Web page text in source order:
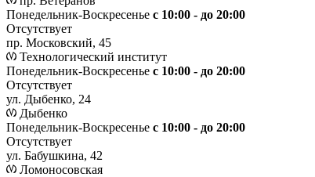
Понедельник-Воскресенье с 10:00 - до 20:00
Отсутствует
пр. Московский, 45
Технологический институт
Понедельник-Воскресенье с 10:00 - до 20:00
Отсутствует
ул. Дыбенко, 24
Дыбенко
Понедельник-Воскресенье с 10:00 - до 20:00
Отсутствует
ул. Бабушкина, 42
Ломоносовская